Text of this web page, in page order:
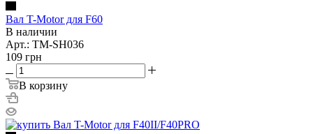
Вал T-Motor для F60
В наличии
Арт.: TM-SH036
109 грн
В корзину